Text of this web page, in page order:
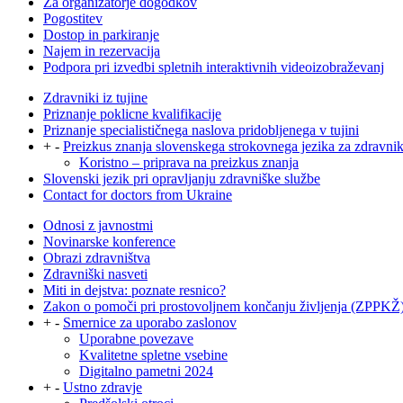
Pogostitev
Dostop in parkiranje
Najem in rezervacija
Podpora pri izvedbi spletnih interaktivnih videoizobraževanj
Zdravniki iz tujine
Priznanje poklicne kvalifikacije
Priznanje specialističnega naslova pridobljenega v tujini
+ - Preizkus znanja slovenskega strokovnega jezika za
Koristno – priprava na preizkus znanja
Slovenski jezik pri opravljanju zdravniške službe
Contact for doctors from Ukraine
Odnosi z javnostmi
Novinarske konference
Obrazi zdravništva
Zdravniški nasveti
Miti in dejstva: poznate resnico?
Zakon o pomoči pri prostovoljnem končanju življenja
+ - Smernice za uporabo zaslonov
Uporabne povezave
Kvalitetne spletne vsebine
Digitalno pametni 2024
+ - Ustno zdravje